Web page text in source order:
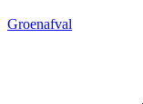
Groenafval